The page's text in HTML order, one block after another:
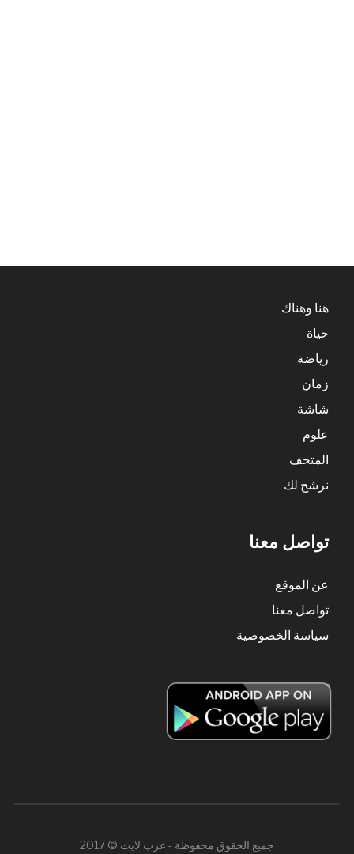
هنا وهناك
حياة
رياضة
زمان
شاشة
علوم
المتحف
نرشح لك
تواصل معنا
عن الموقع
تواصل معنا
سياسة الخصوصية
جميع الحقوق محفوظة - عرب لايت © 2017